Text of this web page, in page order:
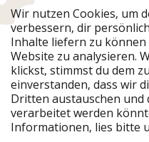
Urlaubspiraten ist Teil
Unsere Märkte
PiratinViaggio
VakantiePiraten
VoyagesPirates
Urlaubspiraten
TravelPirates
Wir nutzen Cookies, um
verbessern, dir
Inhalte liefern zu
Website zu analysieren.
klickst, stimmst du dem
einverstanden, dass wir
Dritten austauschen und
verarbeitet werden
Informationen, lies bitte